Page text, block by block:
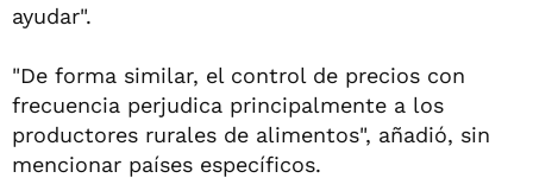
ayudar".
"De forma similar, el control de precios con
frecuencia perjudica principalmente a los
productores rurales de alimentos", añadió, sin
mencionar países específicos.